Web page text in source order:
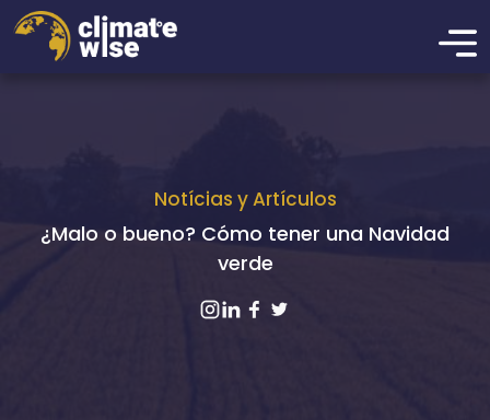
Notícias y Artículos
¿Malo o bueno? Cómo tener una Navidad
verde